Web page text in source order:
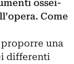
ossei-
Come
una
differenti